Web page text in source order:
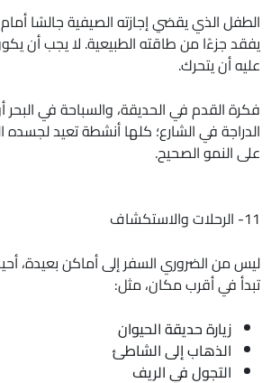
الطفل الذي يقضي إجازته الصيفية جالسًا
يفقد جزءًا من طاقته الطبيعية. لا يجب أن
عليه أن يتحرك.
فكرة القدم في الحديقة، والسباحة في البحر
الدراجة في الشارع؛ كلها أنشطة تعيد لجسده
على النمو الصحيح.
11- الرحلات والاستكشاف
ليس من الضروري السفر إلى أماكن بعيدة،
تبدأ في أقرب مكان، مثل:
زيارة حديقة الحيوان
الذهاب إلى الشاطئ
التجول في الريف